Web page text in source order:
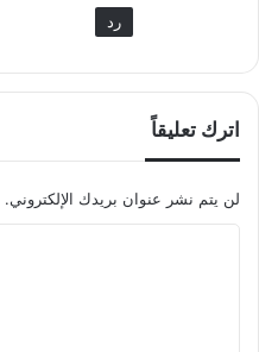
رد
اترك تعليقاً
لن يتم نشر عنوان بريدك الإلكتروني.